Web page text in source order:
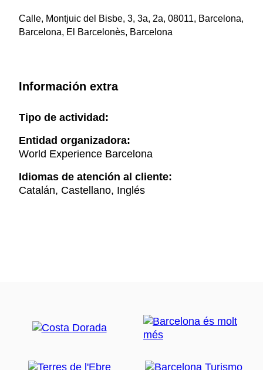
Calle, Montjuic del Bisbe, 3, 3a, 2a, 08011, Barcelona,
Barcelona, El Barcelonès, Barcelona
Información extra
Tipo de actividad:
Entidad organizadora:
World Experience Barcelona
Idiomas de atención al cliente:
Catalán, Castellano, Inglés